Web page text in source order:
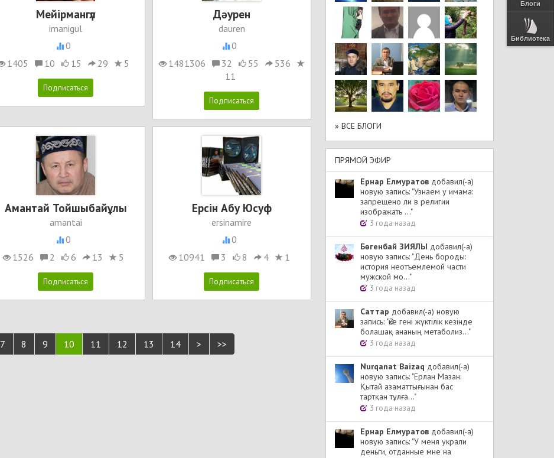
Блоги
Библиотека
Мейірмангүл
imanigul
0
1405
10 15 29 5
Дәурен
dauren
0
1481306
32 55
536
11
Амантай Тойшыбайұлы
amantai
0
1526
2 6 13 5
Ерсін Абу Юсуф
ersinamire
0
10941
3 8 4 1
7 8 9 10 11 12 13 14 > >>
» ВСЕ БЛОГИ
ПРЯМОЙ ЭФИР
Ернар Елмуратов добавил(-а)
новую запись: "Узнаем у имама:
запрещено ли в религии
изображать ..."
3 года назад
Бөгенбай ЗИЯЛЫ добавил(-а)
новую запись: "День бороды:
история неотъемлемой части
мужской мо..."
3 года назад
Cаттар добавил(-а) новую
запись: "Әке гені жүктілік кезінде
болашақ ананың метаболиз..."
3 года назад
Nurqanat Baizaq добавил(-а)
новую запись: "Ерлан Мазан:
Қытай азаматтығынан бас
тартқан тұлға..."
3 года назад
Ернар Елмуратов добавил(-а)
новую запись: "У меня украли
деньги, отданные мне на